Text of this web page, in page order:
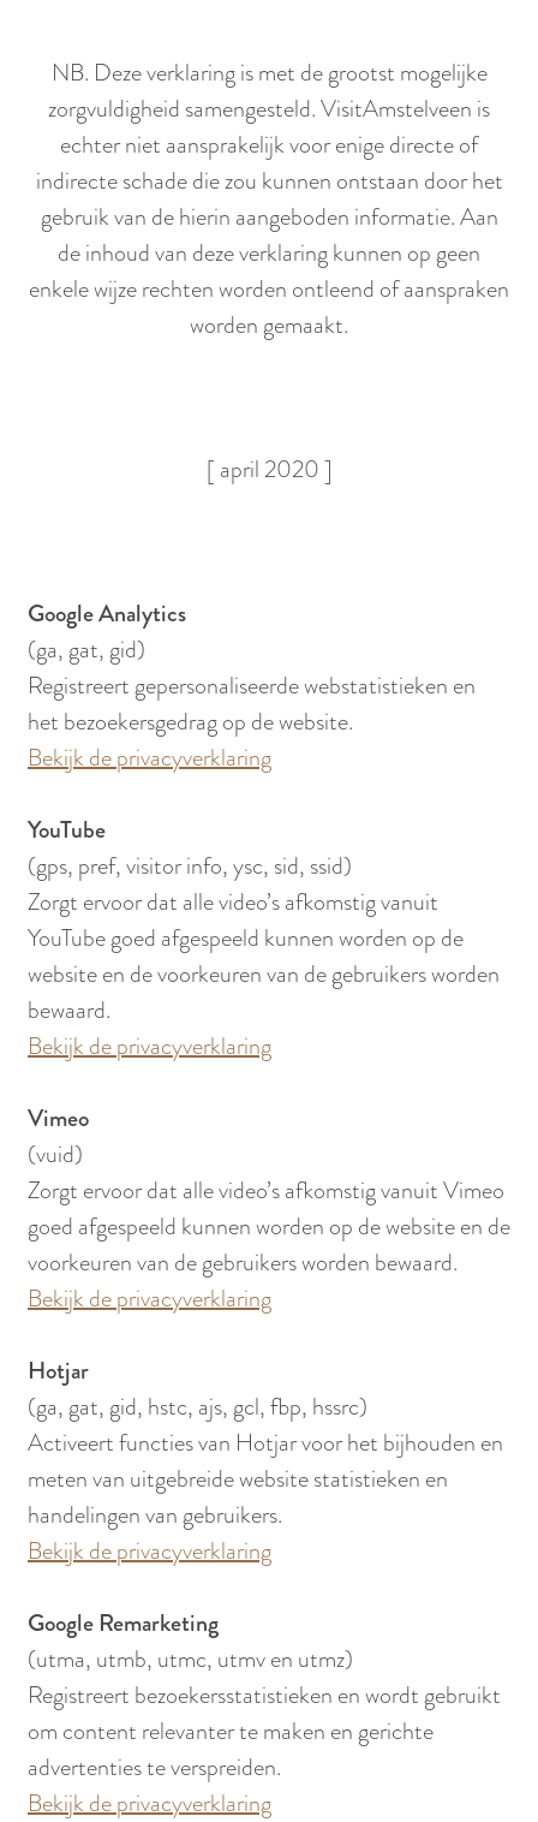
NB. Deze verklaring is met de grootst mogelijke
zorgvuldigheid samengesteld. VisitAmstelveen is
echter niet aansprakelijk voor enige directe of
indirecte schade die zou kunnen ontstaan door het
gebruik van de hierin aangeboden informatie. Aan
de inhoud van deze verklaring kunnen op geen
enkele wijze rechten worden ontleend of aanspraken
worden gemaakt.
[ april 2020 ]
Google Analytics
(ga, gat, gid)
Registreert gepersonaliseerde webstatistieken en
het bezoekersgedrag op de website.
Bekijk de privacyverklaring
YouTube
(gps, pref, visitor info, ysc, sid, ssid)
Zorgt ervoor dat alle video’s afkomstig vanuit
YouTube goed afgespeeld kunnen worden op de
website en de voorkeuren van de gebruikers worden
bewaard.
Bekijk de privacyverklaring
Vimeo
(vuid)
Zorgt ervoor dat alle video’s afkomstig vanuit Vimeo
goed afgespeeld kunnen worden op de website en de
voorkeuren van de gebruikers worden bewaard.
Bekijk de privacyverklaring
Hotjar
(ga, gat, gid, hstc, ajs, gcl, fbp, hssrc)
Activeert functies van Hotjar voor het bijhouden en
meten van uitgebreide website statistieken en
handelingen van gebruikers.
Bekijk de privacyverklaring
Google Remarketing
(utma, utmb, utmc, utmv en utmz)
Registreert bezoekersstatistieken en wordt gebruikt
om content relevanter te maken en gerichte
advertenties te verspreiden.
Bekijk de privacyverklaring